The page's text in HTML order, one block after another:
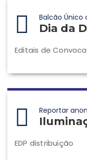
Balcão Único
Dia da
Editais de
Reportar
EDP distribuição